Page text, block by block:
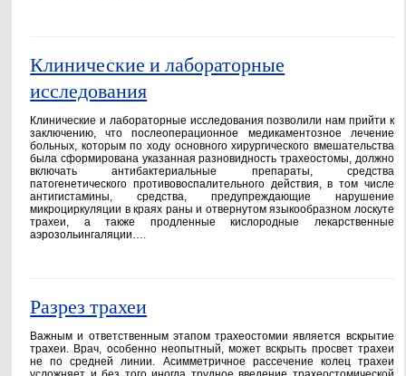
Клинические и лабораторные
исследования
Клинические и лабораторные исследования позволили нам прийти к
заключению, что послеоперационное медикаментозное лечение
больных, которым по ходу основного хирургического вмешательства
была сформирована указанная разновидность трахеостомы, должно
включать антибактериальные препараты, средства
патогенетического противовоспалительного действия, в том числе
антигистамины, средства, предупреждающие нарушение
микроциркуляции в краях раны и отвернутом языкообразном лоскуте
трахеи, а также продленные кислородные лекарственные
аэрозольингаляции….
Разрез трахеи
Важным и ответственным этапом трахеостомии является вскрытие
трахеи. Врач, особенно неопытный, может вскрыть просвет трахеи
не по средней линии. Асимметричное рассечение колец трахеи